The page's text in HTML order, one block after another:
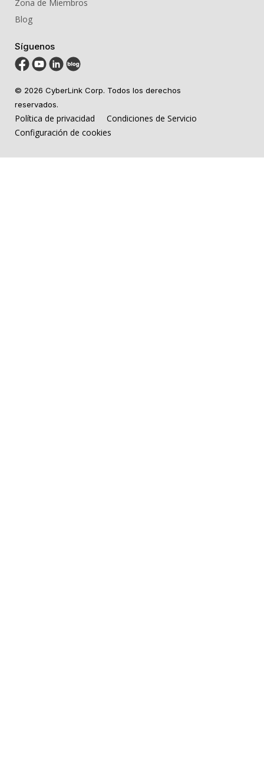
Zona de Miembros
Blog
Síguenos
© 2026 CyberLink Corp. Todos los derechos
reservados.
Política de privacidad
Condiciones de Servicio
Configuración de cookies